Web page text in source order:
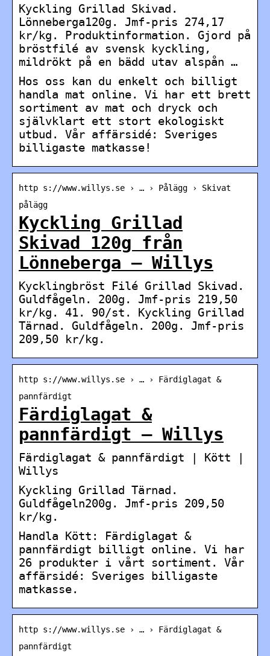
Kyckling Grillad Skivad.
Lönneberga120g. Jmf-pris 274,17
kr/kg. Produktinformation. Gjord på
bröstfilé av svensk kyckling,
mildrökt på en bädd utav alspån …
Hos oss kan du enkelt och billigt
handla mat online. Vi har ett brett
sortiment av mat och dryck och
självklart ett stort ekologiskt
utbud. Vår affärsidé: Sveriges
billigaste matkasse!
http s://www.willys.se › … › Pålägg › Skivat
pålägg
Kyckling Grillad
Skivad 120g från
Lönneberga – Willys
Kycklingbröst Filé Grillad Skivad.
Guldfågeln. 200g. Jmf-pris 219,50
kr/kg. 41. 90/st. Kyckling Grillad
Tärnad. Guldfågeln. 200g. Jmf-pris
209,50 kr/kg.
http s://www.willys.se › … › Färdiglagat &
pannfärdigt
Färdiglagat &
pannfärdigt – Willys
Färdiglagat & pannfärdigt | Kött |
Willys
Kyckling Grillad Tärnad.
Guldfågeln200g. Jmf-pris 209,50
kr/kg.
Handla Kött: Färdiglagat &
pannfärdigt billigt online. Vi har
26 produkter i vårt sortiment. Vår
affärsidé: Sveriges billigaste
matkasse.
http s://www.willys.se › … › Färdiglagat &
pannfärdigt